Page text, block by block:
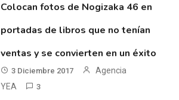
Colocan fotos de Nogizaka 46 en
portadas de libros que no tenían
ventas y se convierten en un éxito
3 Diciembre 2017
Agencia
YEA
3